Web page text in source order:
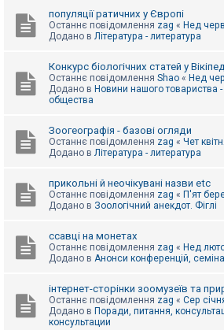
ш
к
м
г
популяції ратичних у Європі
Останнє повідомлення zag « Нед
Додано в Література - литература
Конкурс біологічних статей у
Останнє повідомлення Shao « Нед
Додано в Новини нашого товариства
общества
Зоогеографія - базові огляди
Останнє повідомлення zag « Чет
Додано в Література - литература
прикольні й неочікувані назви etc
Останнє повідомлення zag « П'ят
Додано в Зоологічний анекдот. Фіглі
ссавці на монетах
Останнє повідомлення zag « Нед
Додано в Анонси конференцій,
інтернет-сторінки зоомузеїв та
Останнє повідомлення zag « Сер
Додано в Поради, питання,
консультации